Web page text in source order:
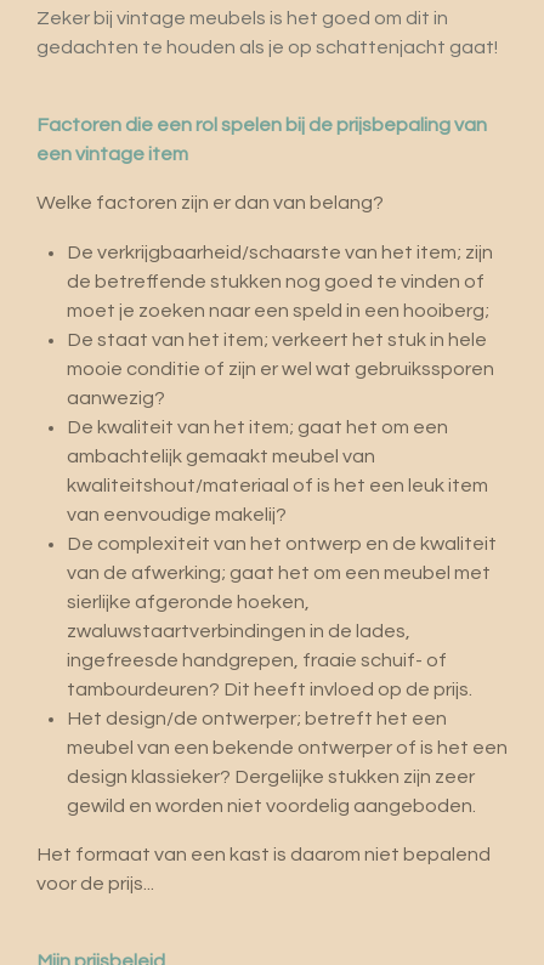
Zeker bij vintage meubels is het goed om dit in
gedachten te houden als je op schattenjacht gaat!
Factoren die een rol spelen bij de prijsbepaling van
een vintage item
Welke factoren zijn er dan van belang?
De verkrijgbaarheid/schaarste van het item; zijn
de betreffende stukken nog goed te vinden of
moet je zoeken naar een speld in een hooiberg;
De staat van het item; verkeert het stuk in hele
mooie conditie of zijn er wel wat gebruikssporen
aanwezig?
De kwaliteit van het item; gaat het om een
ambachtelijk gemaakt meubel van
kwaliteitshout/materiaal of is het een leuk item
van eenvoudige makelij?
De complexiteit van het ontwerp en de kwaliteit
van de afwerking; gaat het om een meubel met
sierlijke afgeronde hoeken,
zwaluwstaartverbindingen in de lades,
ingefreesde handgrepen, fraaie schuif- of
tambourdeuren? Dit heeft invloed op de prijs.
Het design/de ontwerper; betreft het een
meubel van een bekende ontwerper of is het een
design klassieker? Dergelijke stukken zijn zeer
gewild en worden niet voordelig aangeboden.
Het formaat van een kast is daarom niet bepalend
voor de prijs...